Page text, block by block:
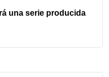
una serie producida